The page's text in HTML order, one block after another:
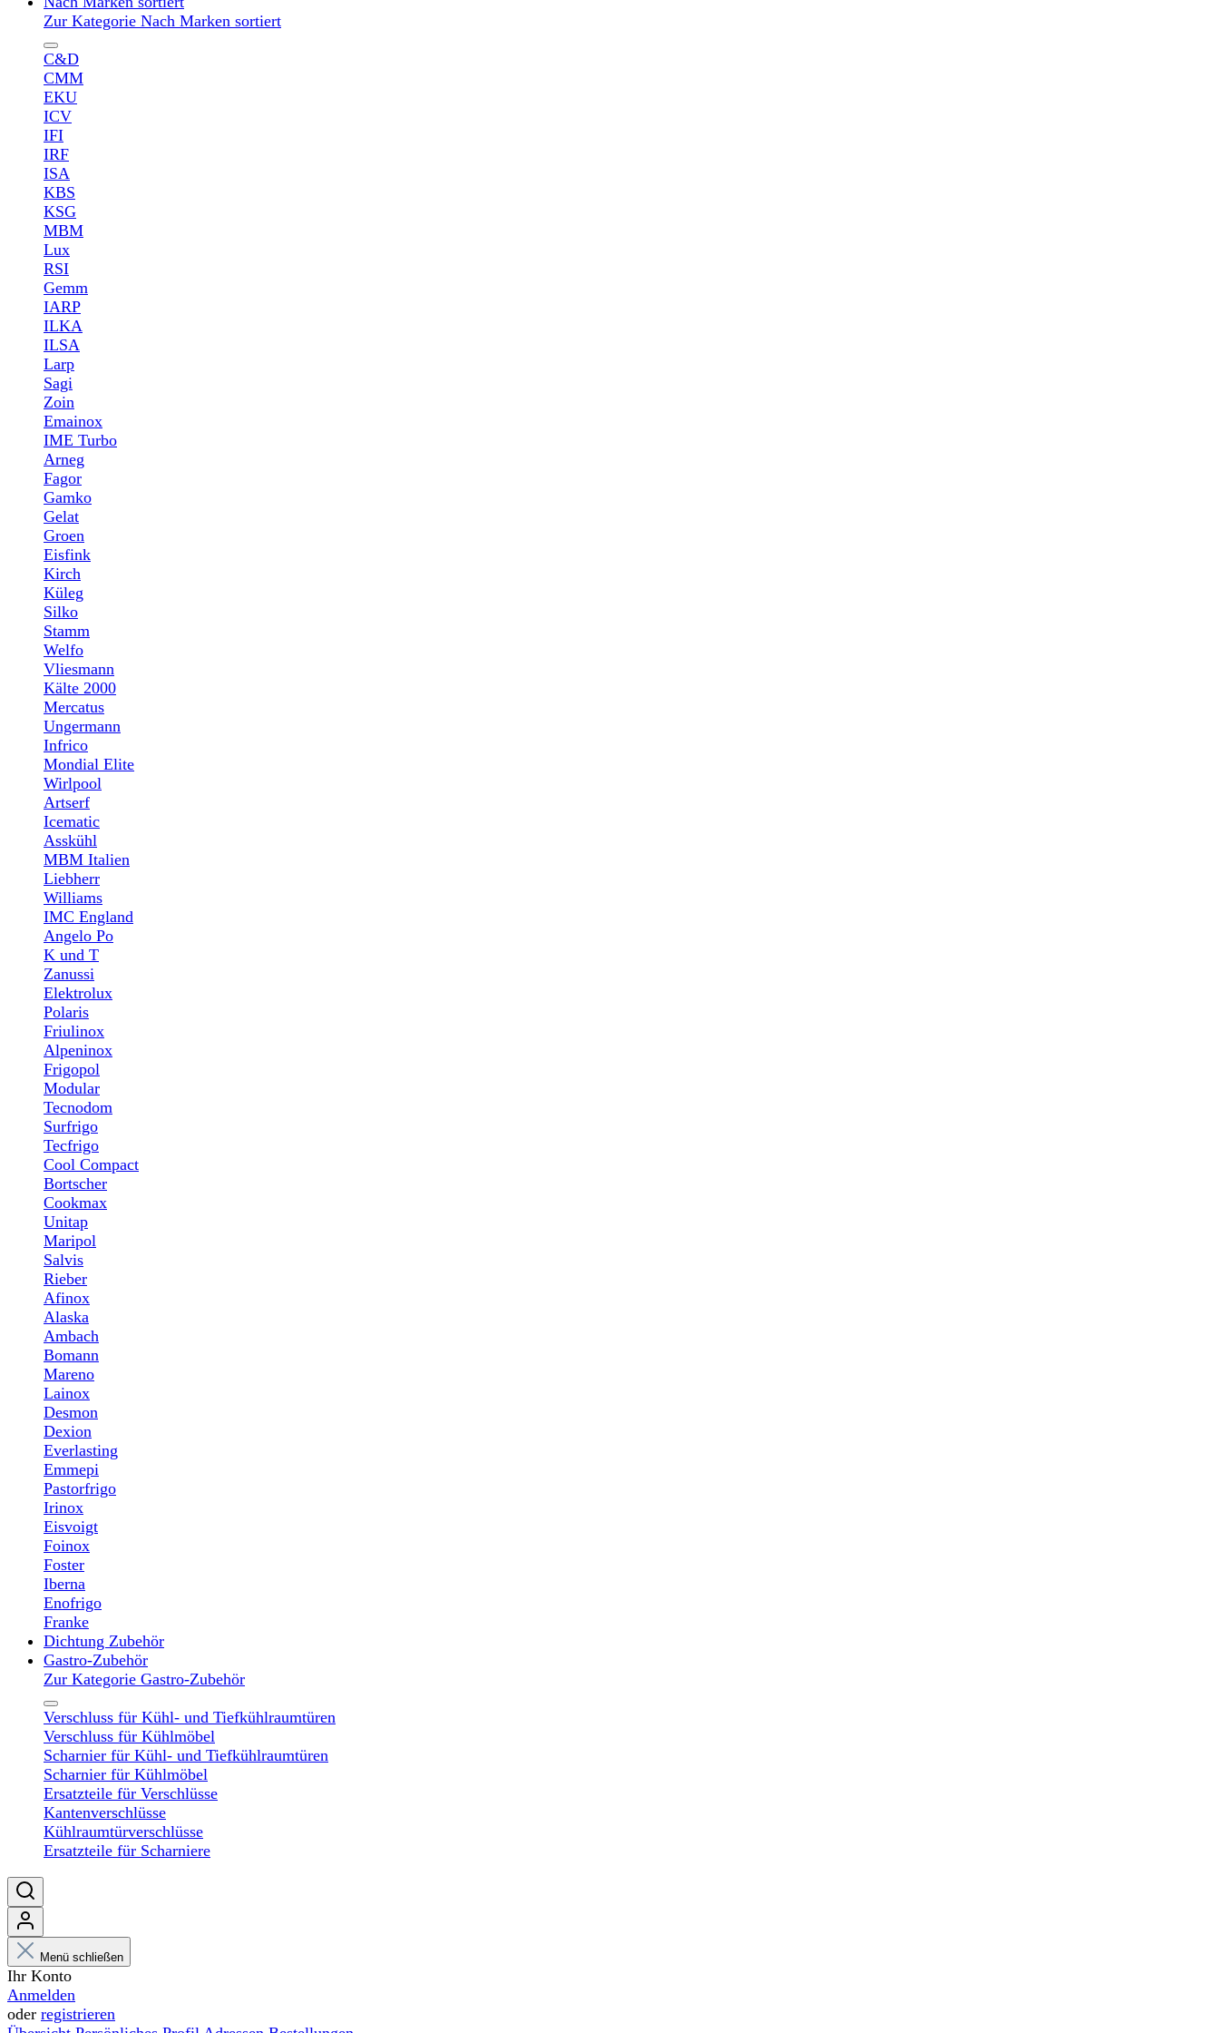
Zur Kategorie Nach Marken sortiert
C&D
CMM
EKU
ICV
IFI
IRF
ISA
KBS
KSG
MBM
Lux
RSI
Gemm
IARP
ILKA
ILSA
Larp
Sagi
Zoin
Emainox
IME Turbo
Arneg
Fagor
Gamko
Gelat
Groen
Eisfink
Kirch
Küleg
Silko
Stamm
Welfo
Vliesmann
Kälte 2000
Mercatus
Ungermann
Infrico
Mondial Elite
Wirlpool
Artserf
Icematic
Asskühl
MBM Italien
Liebherr
Williams
IMC England
Angelo Po
K und T
Zanussi
Elektrolux
Polaris
Friulinox
Alpeninox
Frigopol
Modular
Tecnodom
Surfrigo
Tecfrigo
Cool Compact
Bortscher
Cookmax
Unitap
Maripol
Salvis
Rieber
Afinox
Alaska
Ambach
Bomann
Mareno
Lainox
Desmon
Dexion
Everlasting
Emmepi
Pastorfrigo
Irinox
Eisvoigt
Foinox
Foster
Iberna
Enofrigo
Franke
Dichtung Zubehör
Gastro-Zubehör
Zur Kategorie Gastro-Zubehör
Verschluss für Kühl- und Tiefkühlraumtüren
Verschluss für Kühlmöbel
Scharnier für Kühl- und Tiefkühlraumtüren
Scharnier für Kühlmöbel
Ersatzteile für Verschlüsse
Kantenverschlüsse
Kühlraumtürverschlüsse
Ersatzteile für Scharniere
Menü schließen
Ihr Konto
Anmelden
oder registrieren